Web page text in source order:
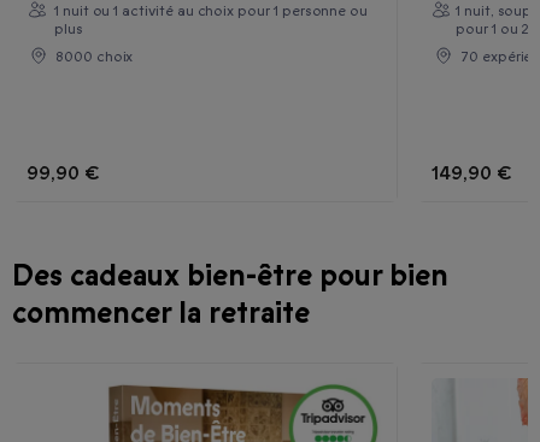
1 nuit ou 1 activité au choix pour 1 personne ou
plus
8000 choix
99,90 €
1 nuit,
pour 1 ou 2
70
149,90 €
Des cadeaux bien-être pour bien
commencer la retraite